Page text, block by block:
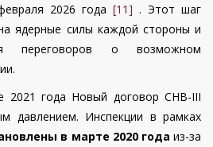
2026 года[11] . Этот шаг
ядерные силы каждой стороны и
переговоров о возможном
2021 года Новый договор СНВ-III
давлением. Инспекции в рамках
в марте 2020 годаиз-за